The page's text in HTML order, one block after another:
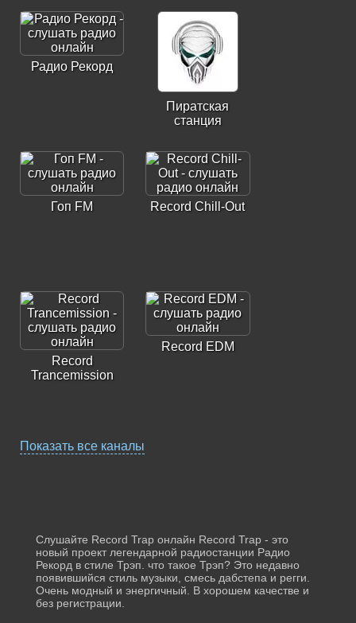
Радио Рекорд
Пиратская
станция
Гоп FM Record Chill-Out
Record
Trancemission
Record EDM
Показать все каналы
Слушайте Record Trap онлайн Record Trap - это
новый проект легендарной радиостанции Радио
Рекорд в стиле Трэп. что такое Трэп? Это недавно
появившийся стиль музыки, смесь дабстепа и регги.
Очень модный и энергичный. В хорошем качестве и
без регистрации.